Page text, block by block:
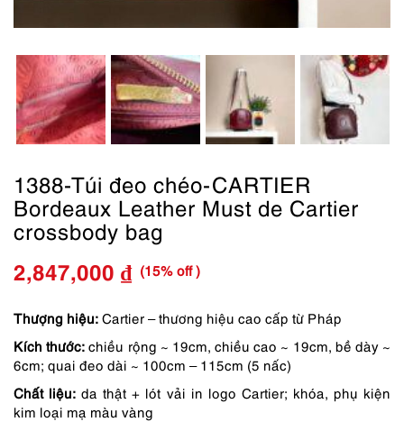
1388-Túi đeo chéo-CARTIER
Bordeaux Leather Must de Cartier
crossbody bag
Giá
gốc
là:
3,349,000 ₫.
2,847,000 ₫
Giá
hiện
tại
2,847,000 ₫.
(15% off )
Thượng hiệu: Cartier – thương hiệu cao cấp từ Pháp
Kích thước: chiều rộng ~ 19cm, chiều cao ~ 19cm, bề dày ~
6cm; quai đeo dài ~ 100cm – 115cm (5 nấc)
Chất liệu: da thật + lót vải in logo Cartier; khóa, phụ kiện
kim loại mạ màu vàng